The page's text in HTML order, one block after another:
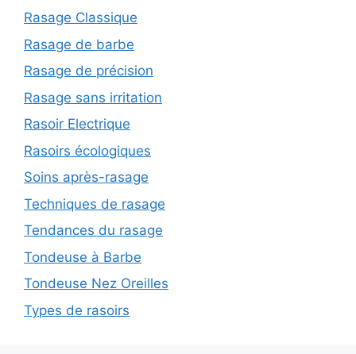
Rasage Classique
Rasage de barbe
Rasage de précision
Rasage sans irritation
Rasoir Electrique
Rasoirs écologiques
Soins après-rasage
Techniques de rasage
Tendances du rasage
Tondeuse à Barbe
Tondeuse Nez Oreilles
Types de rasoirs